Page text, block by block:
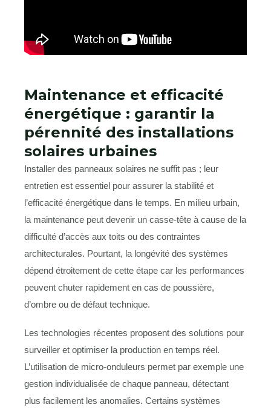
Maintenance et efficacité
énergétique : garantir la
pérennité des installations
solaires urbaines
Installer des panneaux solaires ne suffit pas ; leur
entretien est essentiel pour assurer la stabilité et
l’efficacité énergétique dans le temps. En milieu urbain,
la maintenance peut devenir un casse-tête à cause de la
difficulté d’accès aux toits ou des contraintes
architecturales. Pourtant, la longévité des systèmes
dépend étroitement de cette étape car les performances
peuvent chuter rapidement en cas de poussière,
d’ombre ou de défaut technique.
Les technologies récentes proposent des solutions pour
surveiller et optimiser la production en temps réel.
L’utilisation de micro-onduleurs permet par exemple une
gestion individualisée de chaque panneau, détectant
plus facilement les anomalies. Certains systèmes